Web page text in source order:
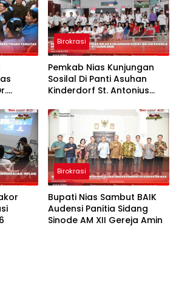
Birokrasi
Pemkab Nias Kunjungan
Sosilal Di Panti Asuhan
Kinderdorf St. Antonius
Birokrasi
Bupati Nias Sambut BAIK
Audensi Panitia Sidang
Sinode AM XII Gereja Amin